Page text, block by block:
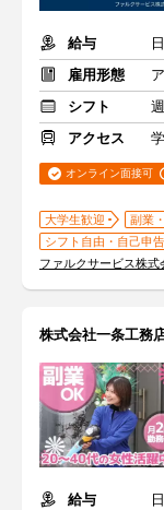
給与
雇用形態
シフト
アクセス
オンライン面接可
大学生歓迎 副業
シフト自由・自己申告
ファルクサービス株
株式会社一条工務
給与